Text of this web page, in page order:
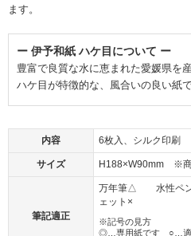
ます。
ー 伊予和紙 ハケ目について ー
豊富で良質な水に恵まれた愛媛県を
ハケ目が特徴的な、風合いの良い紙で
内容 6枚入、シルク印刷
サイズ H188×W90mm ※商
筆記適正
万年筆△ 水性ペ
ェット×
※記号の見方
◎…専用紙です ○…適